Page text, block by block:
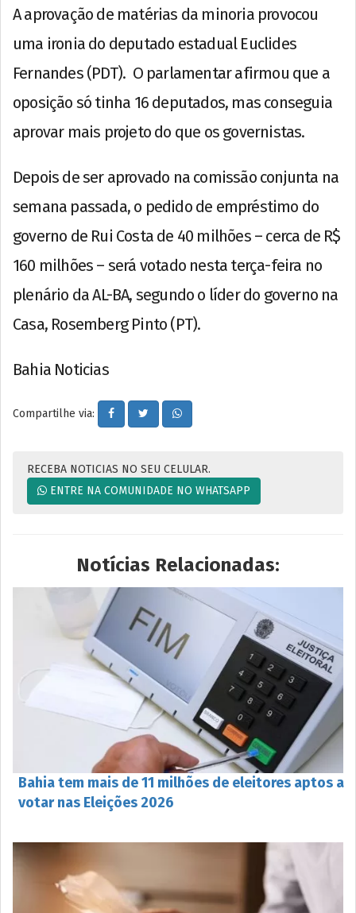
A aprovação de matérias da minoria provocou
uma ironia do deputado estadual Euclides
Fernandes (PDT). O parlamentar afirmou que a
oposição só tinha 16 deputados, mas conseguia
aprovar mais projeto do que os governistas.
Depois de ser aprovado na comissão conjunta na
semana passada, o pedido de empréstimo do
governo de Rui Costa de 40 milhões – cerca de R$
160 milhões – será votado nesta terça-feira no
plenário da AL-BA, segundo o líder do governo na
Casa, Rosemberg Pinto (PT).
Bahia Noticias
Compartilhe via:
RECEBA NOTICIAS NO SEU CELULAR.
ENTRE NA COMUNIDADE NO WHATSAPP
Notícias Relacionadas:
Bahia tem mais de 11 milhões de eleitores aptos a
votar nas Eleições 2026